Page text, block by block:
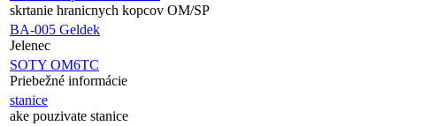
skrtanie hranicnych kopcov OM/SP
BA-005 Geldek
Jelenec
SOTY OM6TC
Priebežné informácie
stanice
ake pouzivate stanice